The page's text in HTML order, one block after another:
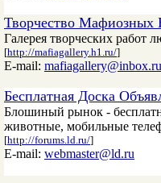
Творчество Мафиозных
Галерея творческих
[http://mafiagallery.h1.ru/]
E-mail: mafiagallery@inbox.ru
Бесплатная Доска
Блошиный рынок -
животные, мобильные
[http://forums.ld.ru/]
E-mail: webmaster@ld.ru